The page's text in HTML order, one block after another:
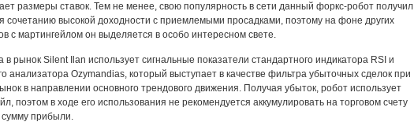
размеры ставок. Тем не менее, свою популярность в сети данный форкс-робот получил
сочетанию высокой доходности с приемлемыми просадками, поэтому на фоне других
с мартингейлом он выделяется в особо интересном свете.
в рынок Silent Ilan использует сигнальные показатели стандартного индикатора RSI и
анализатора Ozymandias, который выступает в качестве фильтра убыточных сделок при
в направлении основного трендового движения. Получая убыток, робот использует
поэтом в ходе его использования не рекомендуется аккумулировать на торговом счету
прибыли.